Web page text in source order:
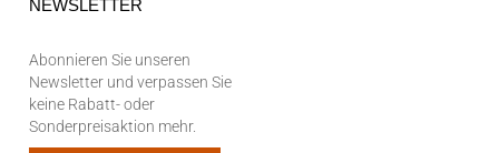
NEWSLETTER
Abonnieren Sie unseren
Newsletter und verpassen Sie
keine Rabatt- oder
Sonderpreisaktion mehr.